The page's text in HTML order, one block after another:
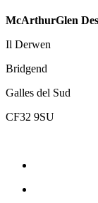
McArthurGlen
Il Derwen
Bridgend
Galles del Sud
CF32 9SU